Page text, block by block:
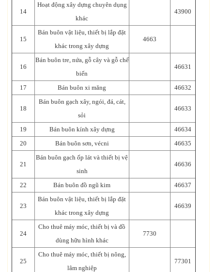
14
Hoạt động xây dựng chuyên dụng
khác
43900
15
Bán buôn vật liệu, thiết bị lắp đặt
khác trong xây dựng
4663
16
Bán buôn tre, nứa, gỗ cây và gỗ chế
biến
46631
17 Bán buôn xi măng 46632
18
Bán buôn gạch xây, ngói, đá, cát,
sỏi
46633
19 Bán buôn kính xây dựng
46634
20
Bán buôn sơn, vécni 46635
21
Bán buôn gạch ốp lát và thiết bị vệ
sinh
46636
22 Bán buôn đồ ngũ kim 46637
23
Bán buôn vật liệu, thiết bị lắp đặt
khác trong xây dựng
46639
24
Cho thuê máy móc, thiết bị và đồ
dùng hữu hình khác
7730
25
Cho thuê máy móc, thiết bị nông,
lâm nghiệp
77301